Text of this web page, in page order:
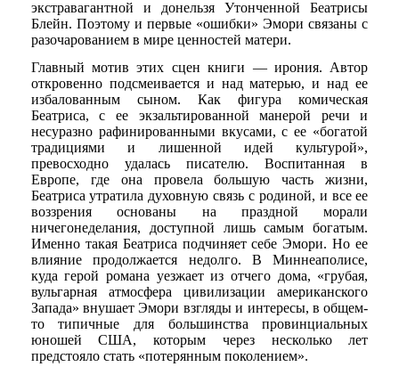
экстравагантной и донельзя Утонченной Беатрисы
Блейн. Поэтому и первые «ошибки» Эмори связаны с
разочарованием в мире ценностей матери.
Главный мотив этих сцен книги — ирония. Автор
откровенно подсмеивается и над матерью, и над ее
избалованным сыном. Как фигура комическая
Беатриса, с ее экзальтированной манерой речи и
несуразно рафинированными вкусами, с ее «богатой
традициями и лишенной идей культурой»,
превосходно удалась писателю. Воспитанная в
Европе, где она провела большую часть жизни,
Беатриса утратила духовную связь с родиной, и все ее
воззрения основаны на праздной морали
ничегонеделания, доступной лишь самым богатым.
Именно такая Беатриса подчиняет себе Эмори. Но ее
влияние продолжается недолго. В Миннеаполисе,
куда герой романа уезжает из отчего дома, «грубая,
вульгарная атмосфера цивилизации американского
Запада» внушает Эмори взгляды и интересы, в общем-
то типичные для большинства провинциальных
юношей США, которым через несколько лет
предстояло стать «потерянным поколением».